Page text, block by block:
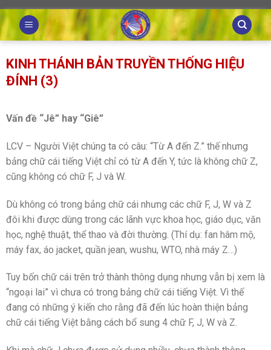
Skip
to
content
KINH THÁNH BẢN TRUYỀN THỐNG HIỆU
ĐÍNH (3)
Vấn đề “Jê” hay “Giê”
LCV – Người Việt chúng ta có câu: “Từ A đến Z.” thế nhưng
bảng chữ cái tiếng Việt chỉ có từ A đến Y, tức là không chữ Z,
cũng không có chữ F, J và W.
Dù không có trong bảng chữ cái nhưng các chữ F, J, W và Z
đôi khi được dùng trong các lãnh vực khoa học, giáo dục, văn
học, nghệ thuật, thể thao và đời thường. (Thí dụ: fan hâm mộ,
máy fax, áo jacket, quần jean, wushu, WTO, nhà máy Z…)
Tuy bốn chữ cái trên trở thành thông dụng nhưng vẫn bị xem là
“ngoại lai” vì chưa có trong bảng chữ cái tiếng Việt. Vì thế
đang có những ý kiến cho rằng đã đến lúc hoàn thiện bảng
chữ cái tiếng Việt bằng cách bổ sung 4 chữ F, J, W và Z.